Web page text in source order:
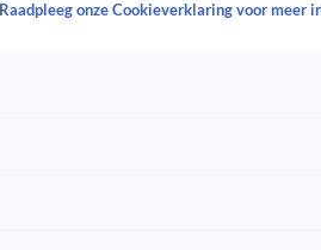
Raadpleeg onze Cookieverklaring voor meer